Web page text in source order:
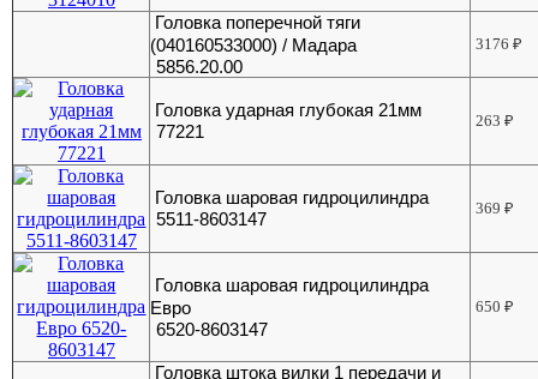
Головка поперечной тяги
(040160533000) / Мадара
5856.20.00
3176₽
Головка ударная глубокая 21мм
77221
263₽
Головка шаровая гидроцилиндра
5511-8603147
369₽
Головка шаровая гидроцилиндра
Евро
6520-8603147
650₽
Головка штока вилки 1 передачи и